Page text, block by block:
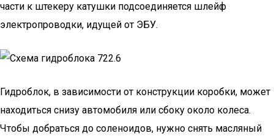
части к штекеру катушки подсоединяется шлейф
электропроводки, идущей от ЭБУ.
Гидроблок, в зависимости от конструкции коробки, может
находиться снизу автомобиля или сбоку около колеса.
Чтобы добраться до соленоидов, нужно снять масляный